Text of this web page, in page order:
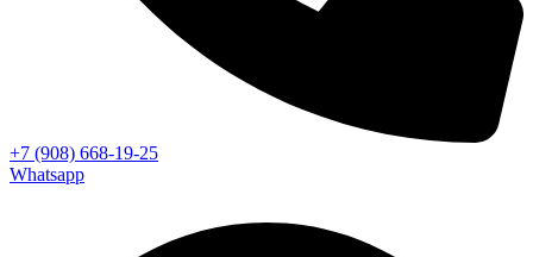
+7 (908) 668-19-25
Whatsapp